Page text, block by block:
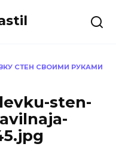
СТЕН СВОИМИ РУКАМИ
sten-